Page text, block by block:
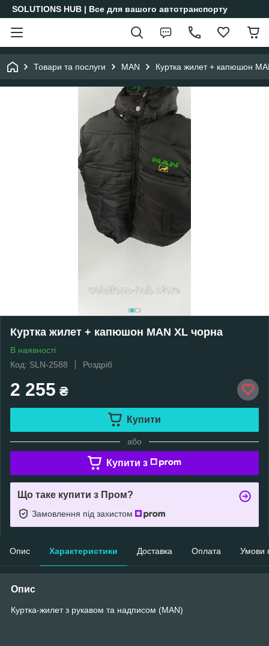
SOLUTIONS HUB | Все для вашого автотранспорту
Товари та послуги MAN Куртка жилет + капюшон
Куртка жилет + капюшон MAN XL чорна
В наявності
Код: SLN-2588
Роздріб
2 255 ₴
Купити
або
Купити з
Що таке купити з Пром?
Замовлення під захистом
Опис Характеристики Доставка Оплата Умови
Опис
Куртка-жилет з рукавом та надписом (MAN)